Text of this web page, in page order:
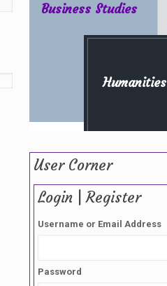
Humanities
Business Studies
User Corner
Login | Register
Username or Email Address
Password